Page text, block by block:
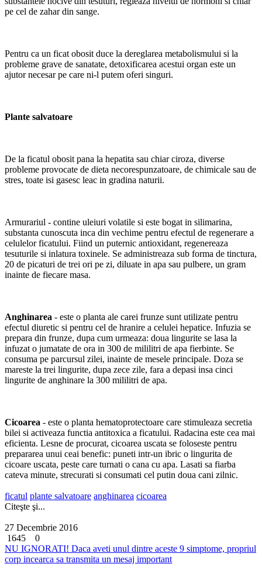
pe cel de zahar din sange.
Pentru ca un ficat obosit duce la dereglarea metabolismului si la
probleme grave de sanatate, detoxificarea acestui organ este un
ajutor necesar pe care ni-l putem oferi singuri.
Plante salvatoare
De la ficatul obosit pana la hepatita sau chiar ciroza, diverse
probleme provocate de dieta necorespunzatoare, de chimicale sau de
stres, toate isi gasesc leac in gradina naturii.
Armurariul - contine uleiuri volatile si este bogat in silimarina,
substanta cunoscuta inca din vechime pentru efectul de regenerare a
celulelor ficatului. Fiind un puternic antioxidant, regenereaza
tesuturile si inlatura toxinele. Se administreaza sub forma de tinctura,
20 de picaturi de trei ori pe zi, diluate in apa sau pulbere, un gram
inainte de fiecare masa.
Anghinarea - este o planta ale carei frunze sunt utilizate pentru
efectul diuretic si pentru cel de hranire a celulei hepatice. Infuzia se
prepara din frunze, dupa cum urmeaza: doua lingurite se lasa la
infuzat o jumatate de ora in 300 de mililitri de apa fierbinte. Se
consuma pe parcursul zilei, inainte de mesele principale. Doza se
mareste la trei lingurite, dupa zece zile, fara a depasi insa cinci
lingurite de anghinare la 300 mililitri de apa.
Cicoarea - este o planta hematoprotectoare care stimuleaza secretia
bilei si activeaza functia antitoxica a ficatului. Radacina este cea mai
eficienta. Lesne de procurat, cicoarea uscata se foloseste pentru
prepararea unui ceai benefic: puneti intr-un ibric o lingurita de
cicoare uscata, peste care turnati o cana cu apa. Lasati sa fiarba
cateva minute, strecurati si consumati cel putin doua cani zilnic.
ficatul plante salvatoare anghinarea cicoarea
Citeşte şi...
27 Decembrie 2016
1645
0
NU IGNORATI! Daca aveti unul dintre aceste 9 simptome, propriul
corp incearca sa transmita un mesaj important